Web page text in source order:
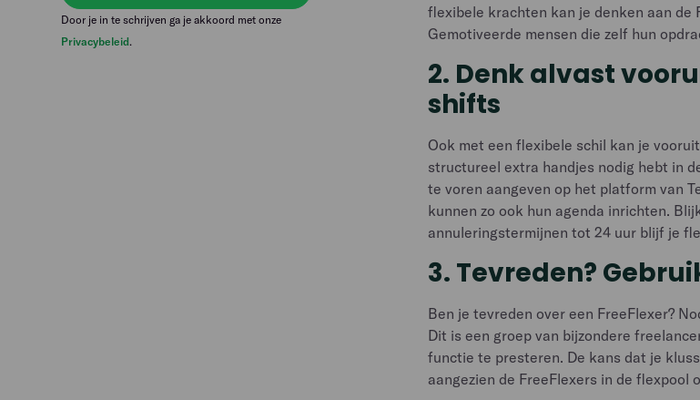
Door je in te schrijven ga je akkoord met onze
Privacybeleid.
flexibele krachten kan je denken aan de
Gemotiveerde mensen die zelf hun
2. Denk alvast
shifts
Ook met een flexibele schil kan je
structureel extra handjes nodig hebt in
te voren aangeven op het platform van
kunnen zo ook hun agenda inrichten.
annuleringstermijnen tot 24 uur blijf je
3. Tevreden?
Ben je tevreden over een FreeFlexer?
Dit is een groep van bijzondere
functie te presteren. De kans dat je
aangezien de FreeFlexers in de flexpool